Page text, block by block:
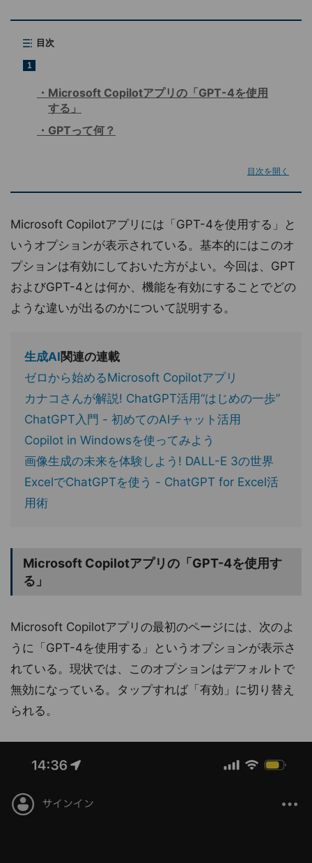
目次
1
Microsoft Copilotアプリの「GPT-4を使用
する」
GPTって何？
目次を開く
Microsoft Copilotアプリには「GPT-4を使用する」と
いうオプションが表示されている。基本的にはこのオ
プションは有効にしておいた方がよい。今回は、GPT
およびGPT-4とは何か、機能を有効にすることでどの
ような違いが出るのかについて説明する。
生成AI関連の連載
ゼロから始めるMicrosoft Copilotアプリ
カナコさんが解説! ChatGPT活用“はじめの一歩”
ChatGPT入門 - 初めてのAIチャット活用
Copilot in Windowsを使ってみよう
画像生成の未来を体験しよう! DALL-E 3の世界
ExcelでChatGPTを使う - ChatGPT for Excel活
用術
Microsoft Copilotアプリの「GPT-4を使用す
る」
Microsoft Copilotアプリの最初のページには、次のよ
うに「GPT-4を使用する」というオプションが表示さ
れている。現状では、このオプションはデフォルトで
無効になっている。タップすれば「有効」に切り替え
られる。